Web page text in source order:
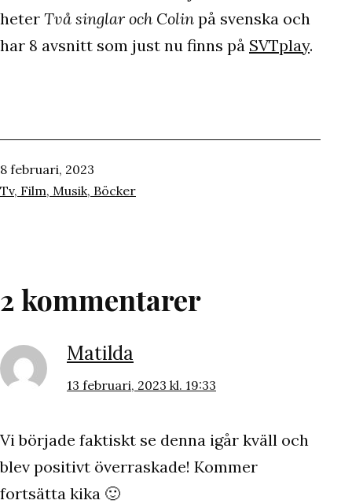
heter Två singlar och Colin på svenska och
har 8 avsnitt som just nu finns på SVTplay.
Publicerat
den
8 februari, 2023
Kategoriserat
Tv, Film, Musik, Böcker
2 kommentarer
Matilda
13 februari, 2023 kl. 19:33
Vi började faktiskt se denna igår kväll och
blev positivt överraskade! Kommer
fortsätta kika 🙂